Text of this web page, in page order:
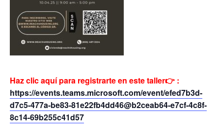
Haz clic aquí para registrarte en este taller👉 :
https://events.teams.microsoft.com/event/efed7b3d-
d7c5-477a-be83-81e22fb4dd46@b2ceab64-e7cf-4c8f-
8c14-69b255c41d57